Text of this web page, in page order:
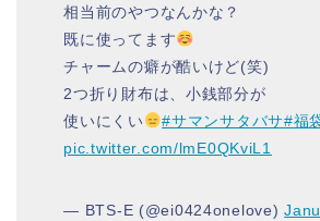
相当前のやつなんかな？
既に使ってます
チャームの癖が酷いけど(笑)
2つ折り財布は、小銭部分が
使いにくい
#サマンサタバサ#福
pic.twitter.com/lmE0QKviL1
— BTS-E (@ei0424onelove)